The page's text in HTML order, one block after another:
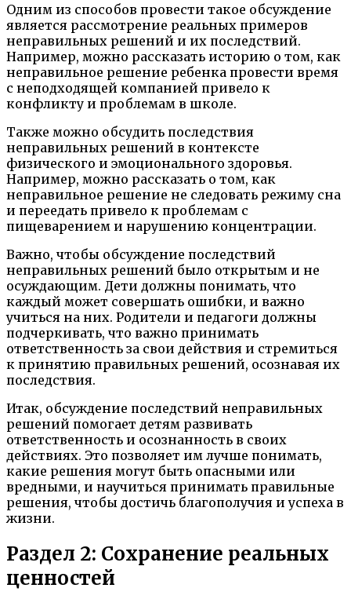
Одним из способов провести такое обсуждение
является рассмотрение реальных примеров
неправильных решений и их последствий.
Например, можно рассказать историю о том, как
неправильное решение ребенка провести время
с неподходящей компанией привело к
конфликту и проблемам в школе.
Также можно обсудить последствия
неправильных решений в контексте
физического и эмоционального здоровья.
Например, можно рассказать о том, как
неправильное решение не следовать режиму сна
и переедать привело к проблемам с
пищеварением и нарушению концентрации.
Важно, чтобы обсуждение последствий
неправильных решений было открытым и не
осуждающим. Дети должны понимать, что
каждый может совершать ошибки, и важно
учиться на них. Родители и педагоги должны
подчеркивать, что важно принимать
ответственность за свои действия и стремиться
к принятию правильных решений, осознавая их
последствия.
Итак, обсуждение последствий неправильных
решений помогает детям развивать
ответственность и осознанность в своих
действиях. Это позволяет им лучше понимать,
какие решения могут быть опасными или
вредными, и научиться принимать правильные
решения, чтобы достичь благополучия и успеха в
жизни.
Раздел 2: Сохранение реальных
ценностей